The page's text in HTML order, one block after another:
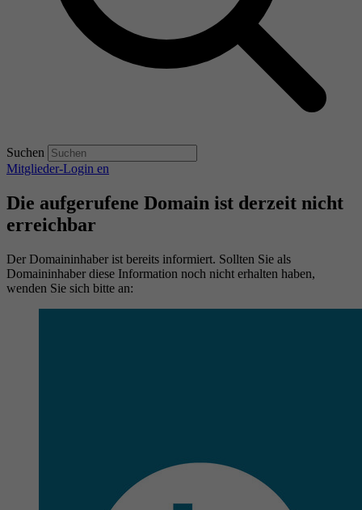
Suchen
Mitglieder-Login en
Die aufgerufene Domain ist derzeit nicht
erreichbar
Der Domaininhaber ist bereits informiert. Sollten Sie als
Domaininhaber diese Information noch nicht erhalten haben,
wenden Sie sich bitte an: